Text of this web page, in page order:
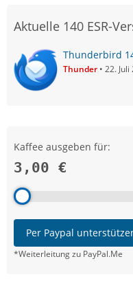
Aktuelle 140 ESR-
Thunderbird
Thunder 22.
Kaffee ausgeben für:
3,00 €
Per Paypal
*Weiterleitung zu PayPal.Me